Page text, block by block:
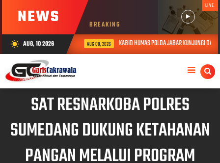
NEWS BREAKING
LIVE
wb_sunny AUG, 10 2026 AUG 08, 2026 KABID HUMAS POLDA JABAR KUNJUNGI DAN
SAT RESNARKOBA POLRES
SUMEDANG DUKUNG KETAHANAN
PANGAN MELALUI PROGRAM